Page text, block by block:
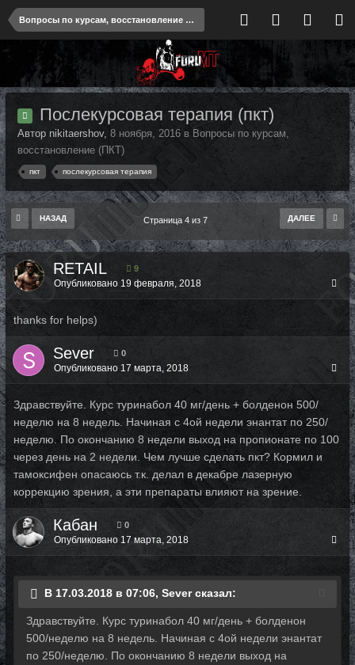
Вопросы по курсам, восстановление (ПКТ)
Послекурсовая терапия (пкт)
Автор nikitaershov, 8 ноября, 2016 в Вопросы по курсам,
восстановление (ПКТ)
пкт послекурсовая терапия
НАЗАД ДАЛЕЕ
Страница 4 из 7
RETAIL 9
Опубликовано 19 февраля, 2018
thanks for helps)
Sever 0
Опубликовано 17 марта, 2018
Здравствуйте. Курс туринабол 40 мг/день + болденон 500/
неделю на 8 недель. Начиная с 4ой недели энантат по 250/
неделю. По окончанию 8 недели выход на пропионате по 100
через день на 2 недели. Чем лучше сделать пкт? Кормил и
тамоксифен опасаюсь т.к. делал в декабре лазерную
коррекцию зрения, а эти препараты влияют на зрение.
Кабан 0
Опубликовано 17 марта, 2018
В 17.03.2018 в 07:06, Sever сказал:
Здравствуйте. Курс туринабол 40 мг/день + болденон
500/неделю на 8 недель. Начиная с 4ой недели энантат
по 250/неделю. По окончанию 8 недели выход на